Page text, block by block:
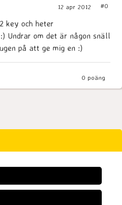
12 apr 2012 #0
key och heter
Undrar om det är någon snäll
på att ge mig en :)
0 poäng